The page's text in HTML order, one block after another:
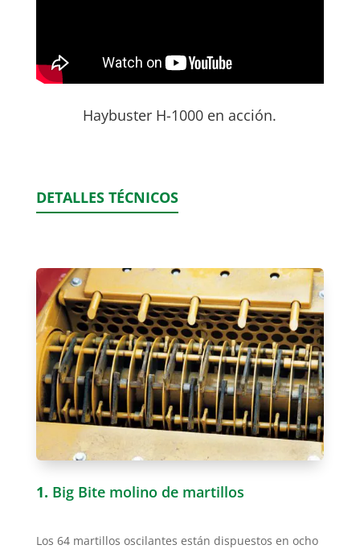
Haybuster H-1000 en acción.
DETALLES TÉCNICOS
1. Big Bite molino de martillos
Los 64 martillos oscilantes están dispuestos en ocho